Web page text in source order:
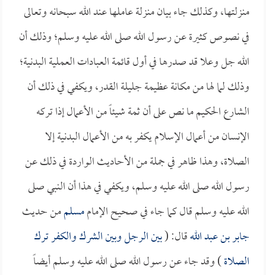
منزلتها، وكذلك جاء بيان منزلة عاملها عند الله سبحانه وتعالى
في نصوص كثيرة عن رسول الله صلى الله عليه وسلم؛ وذلك أن
الله جل وعلا قد صدرها في أول قائمة العبادات العملية البدنية؛
وذلك لما لها من مكانة عظيمة جليلة القدر، ويكفي في ذلك أن
الشارع الحكيم ما نص على أن ثمة شيئاً من الأعمال إذا تركه
الإنسان من أعمال الإسلام يكفر به من الأعمال البدنية إلا
الصلاة، وهذا ظاهر في جملة من الأحاديث الواردة في ذلك عن
رسول الله صلى الله عليه وسلم، ويكفي في هذا أن النبي صلى
الله عليه وسلم قال كما جاء في صحيح الإماممسلممن حديث
جابر بن عبد اللهقال: (بين الرجل وبين الشرك والكفر ترك
الصلاة) وقد جاء عن رسول الله صلى الله عليه وسلم أيضاً